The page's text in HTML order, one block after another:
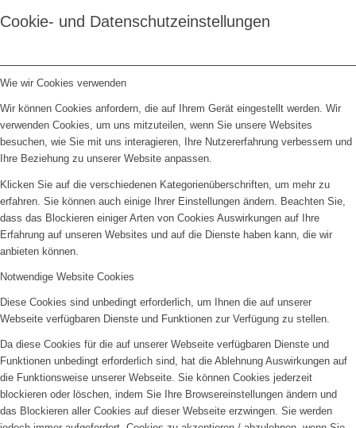
Cookie- und Datenschutzeinstellungen
Wie wir Cookies verwenden
Wir können Cookies anfordern, die auf Ihrem Gerät eingestellt werden. Wir
verwenden Cookies, um uns mitzuteilen, wenn Sie unsere Websites
besuchen, wie Sie mit uns interagieren, Ihre Nutzererfahrung verbessern und
Ihre Beziehung zu unserer Website anpassen.
Klicken Sie auf die verschiedenen Kategorienüberschriften, um mehr zu
erfahren. Sie können auch einige Ihrer Einstellungen ändern. Beachten Sie,
dass das Blockieren einiger Arten von Cookies Auswirkungen auf Ihre
Erfahrung auf unseren Websites und auf die Dienste haben kann, die wir
anbieten können.
Notwendige Website Cookies
Diese Cookies sind unbedingt erforderlich, um Ihnen die auf unserer
Webseite verfügbaren Dienste und Funktionen zur Verfügung zu stellen.
Da diese Cookies für die auf unserer Webseite verfügbaren Dienste und
Funktionen unbedingt erforderlich sind, hat die Ablehnung Auswirkungen auf
die Funktionsweise unserer Webseite. Sie können Cookies jederzeit
blockieren oder löschen, indem Sie Ihre Browsereinstellungen ändern und
das Blockieren aller Cookies auf dieser Webseite erzwingen. Sie werden